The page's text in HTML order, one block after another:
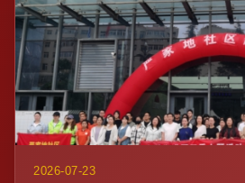
2026-07-23